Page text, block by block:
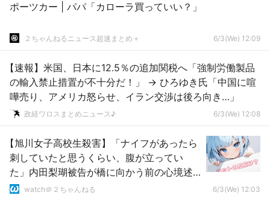
ポーツカー | パパ「カローラ買っていい？」
２ちゃんねるニュース超速まとめ＋ 6/3(We) 12:09
【速報】米国、日本に12.5％の追加関税へ「強制労働製品
の輸入禁止措置が不十分だ！」 → ひろゆき氏「中国に喧
嘩売り、アメリカ怒らせ、イラン交渉は後ろ向き…」
政経ワロスまとめニュース♪ 6/3(We) 12:08
【旭川女子高校生殺害】「ナイフがあったら
刺していたと思うくらい、腹が立ってい
た」内田梨瑚被告が橋に向かう前の心境述
べるwatch＠２ちゃんねる 6/3(We) 12:03